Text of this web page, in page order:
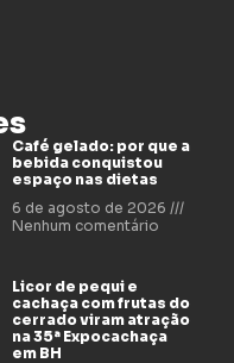
Café gelado: por que a
bebida conquistou
espaço nas dietas
6 de agosto de 2026
Nenhum comentário
Licor de pequi e
cachaça com frutas do
cerrado viram atração
na 35ª Expocachaça
em BH